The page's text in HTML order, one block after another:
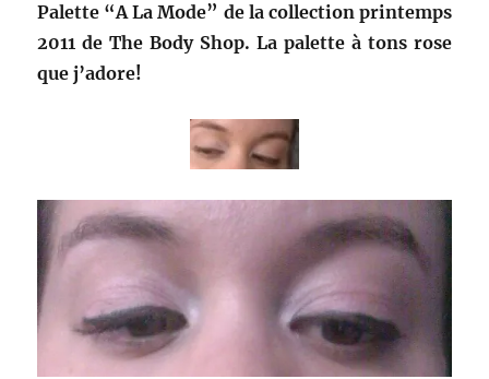
Palette “A La Mode” de la collection printemps
2011 de The Body Shop. La palette à tons rose
que j’adore!